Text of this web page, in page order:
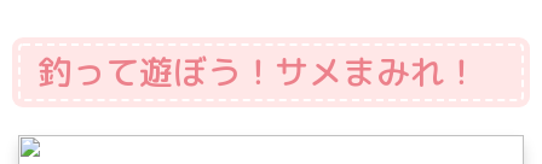
釣って遊ぼう！サメまみれ！